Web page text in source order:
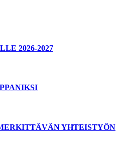
2026-2027
YHTEISTYÖN